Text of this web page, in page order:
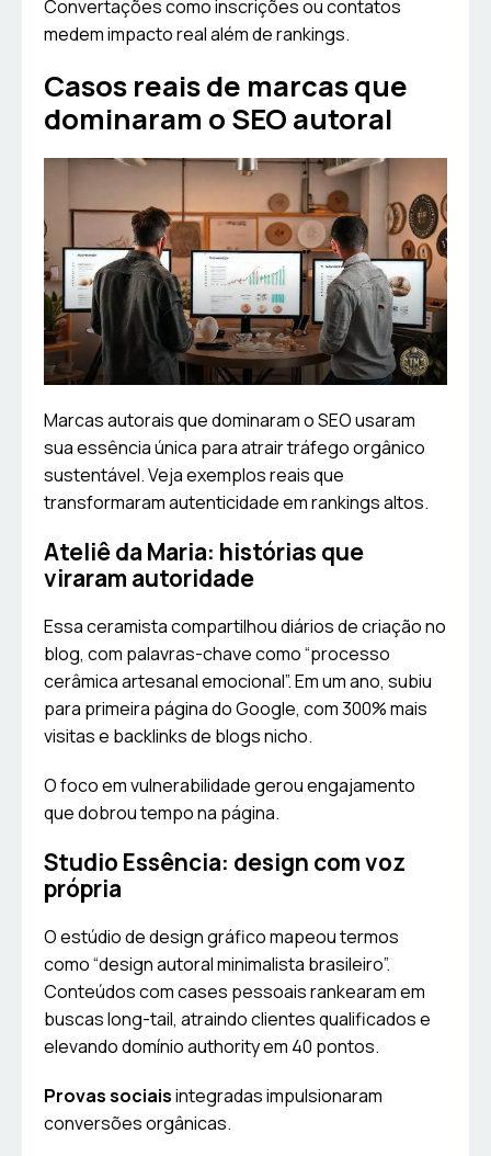
Convertações como inscrições ou contatos
medem impacto real além de rankings.
Casos reais de marcas que
dominaram o SEO autoral
Marcas autorais que dominaram o SEO usaram
sua essência única para atrair tráfego orgânico
sustentável. Veja exemplos reais que
transformaram autenticidade em rankings altos.
Ateliê da Maria: histórias que
viraram autoridade
Essa ceramista compartilhou diários de criação no
blog, com palavras-chave como “processo
cerâmica artesanal emocional”. Em um ano, subiu
para primeira página do Google, com 300% mais
visitas e backlinks de blogs nicho.
O foco em vulnerabilidade gerou engajamento
que dobrou tempo na página.
Studio Essência: design com voz
própria
O estúdio de design gráfico mapeou termos
como “design autoral minimalista brasileiro”.
Conteúdos com cases pessoais rankearam em
buscas long-tail, atraindo clientes qualificados e
elevando domínio authority em 40 pontos.
Provas sociaisintegradas impulsionaram
conversões orgânicas.